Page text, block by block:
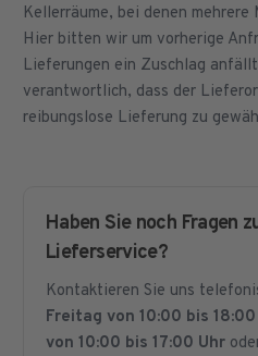
Kellerräume, bei denen
Hier bitten wir um vorherige
Lieferungen ein Zuschlag
verantwortlich, dass der
reibungslose Lieferung zu
Haben Sie noch Fragen
Lieferservice?
Kontaktieren Sie uns
Freitag von 10:00 bis
von 10:00 bis 17:00 Uhr